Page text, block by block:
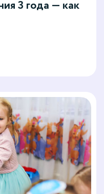
3 года — как